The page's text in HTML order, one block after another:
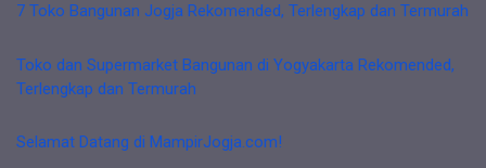
7 Toko Bangunan Jogja Rekomended, Terlengkap dan Termurah
Toko dan Supermarket Bangunan di Yogyakarta Rekomended,
Terlengkap dan Termurah
Selamat Datang di MampirJogja.com!